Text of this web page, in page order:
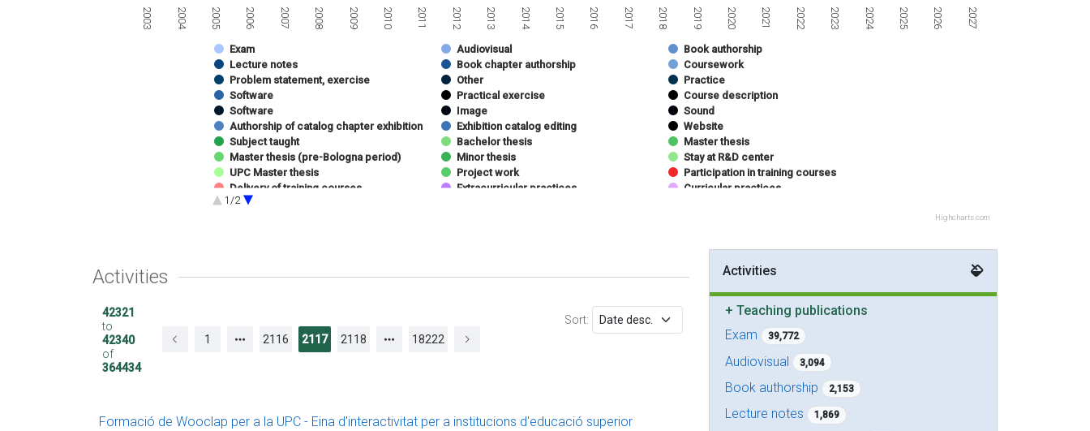
Exam Audiovisual
Book authorship
Lecture notes
Book chapter authorship
Coursework
Problem statement, exercise
Other
Practice
Software
Practical exercise
Course description
Software
Image
Sound
Authorship of catalog chapter exhibition
Exhibition catalog editing
Website
Subject taught
Bachelor thesis Master thesis
Master thesis (pre-Bologna period) Minor thesis
Stay at R&D center
UPC Master thesis
Project work
Participation in training courses
Delivery of training courses
Extracurricular practices
Curricular practices
Presentation of work at conference
1/2
2003 2004 2005 2006 2007 2008 2009 2010 2011 2012 2013 2014 2015 2016 2017 2018 2019 2020 2021 2022 2023 2024 2025 2026 2027
Highcharts.com
Activities
42321
to
42340
of
364434
1 2116 2117 2118 18222
Sort:
Formació de Wooclap per a la UPC - Eina d'interactivitat per a institucions d'educació superior
Activities
+Teaching publications
Exam
39,772
Audiovisual 3,094
Book authorship 2,153
Lecture notes 1,869